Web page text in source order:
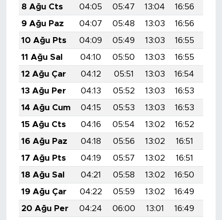
8 Ağu Cts
04:05 05:47 13:04 16:56
9 Ağu Paz
04:07 05:48 13:03 16:56
10 Ağu Pts
04:09 05:49 13:03 16:55
11 Ağu Sal
04:10 05:50 13:03 16:55
12 Ağu Çar
04:12 05:51 13:03 16:54
13 Ağu Per
04:13 05:52 13:03 16:53
14 Ağu Cum
04:15 05:53 13:03 16:53
15 Ağu Cts
04:16 05:54 13:02 16:52
16 Ağu Paz
04:18 05:56 13:02 16:51
17 Ağu Pts
04:19 05:57 13:02 16:51
18 Ağu Sal
04:21 05:58 13:02 16:50
19 Ağu Çar
04:22 05:59 13:02 16:49
20 Ağu Per
04:24 06:00 13:01 16:49